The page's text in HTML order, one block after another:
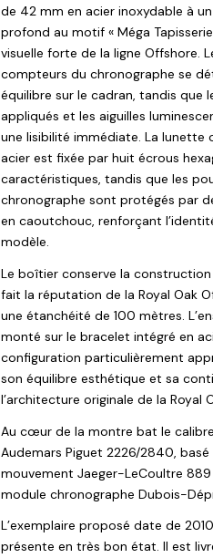
de 42 mm en acier inoxydable à
profond au motif « Méga
visuelle forte de la ligne Offshore.
compteurs du chronographe se
équilibre sur le cadran, tandis que
appliqués et les aiguilles
une lisibilité immédiate. La lunette
acier est fixée par huit écrous
caractéristiques, tandis que les
chronographe sont protégés par
en caoutchouc, renforçant
modèle.
Le boîtier conserve la
fait la réputation de la Royal Oak
une étanchéité de 100 mètres.
monté sur le bracelet intégré en
configuration particulièrement
son équilibre esthétique et sa
l’architecture originale de la Royal
Au cœur de la montre bat le
Audemars Piguet 2226/2840, basé
mouvement Jaeger-LeCoultre 889
module chronographe Dubois-
L’exemplaire proposé date de
présente en très bon état. Il est